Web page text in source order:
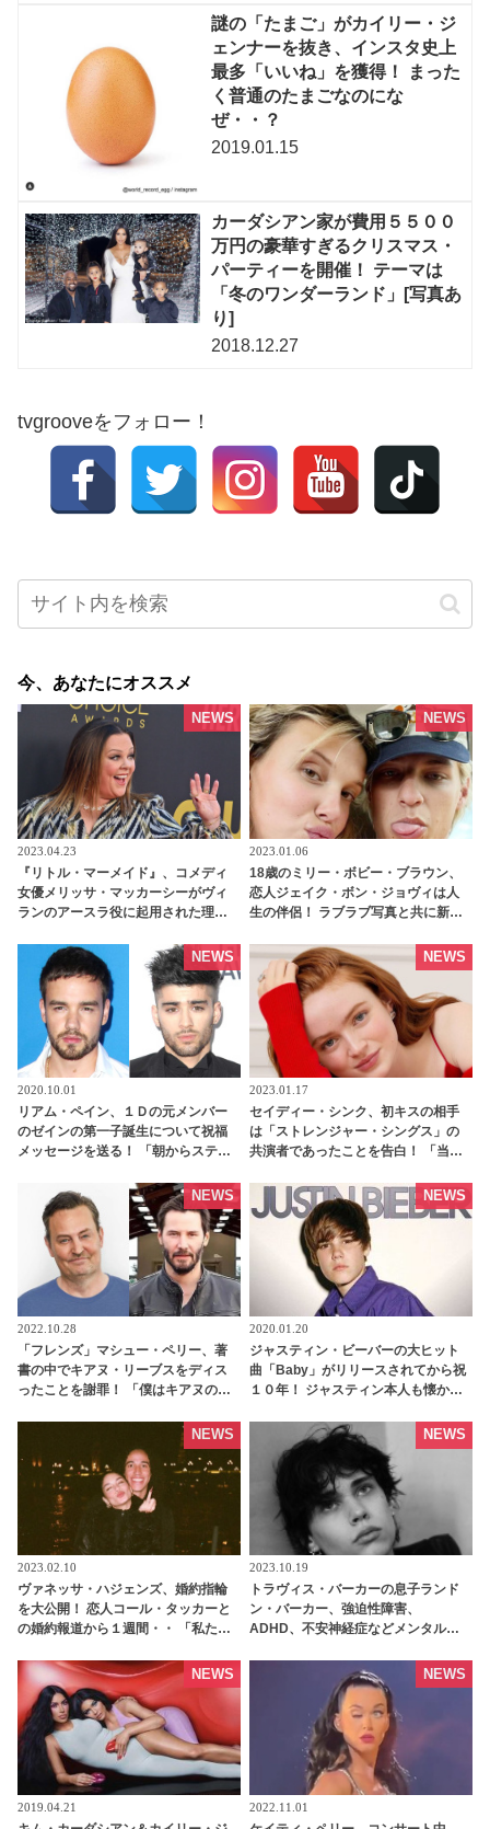
謎の「たまご」がカイリー・ジ
ェンナーを抜き、インスタ史上
最多「いいね」を獲得！ まった
く普通のたまごなのにな
ぜ・・？
2019.01.15
カーダシアン家が費用５５００
万円の豪華すぎるクリスマス・
パーティーを開催！ テーマは
「冬のワンダーランド」[写真あ
り]
2018.12.27
tvgrooveをフォロー！
今、あなたにオススメ
2023.04.23
『リトル・マーメイド』、コメディ
女優メリッサ・マッカーシーがヴィ
ランのアースラ役に起用された理由
ラクターではダメ」 - tvgroove
NEWS
2023.01.06
18歳のミリー・ボビー・ブラウン、
恋人ジェイク・ボン・ジョヴィは人
生の伴侶！ ラブラブ写真と共に新年
NEWS
2020.10.01
リアム・ペイン、１Ｄの元メンバー
のゼインの第一子誕生について祝福
メッセージを送る！ 「朝からステキ
tvgroove
NEWS
2023.01.17
セイディー・シンク、初キスの相手
は「ストレンジャー・シングス」の
共演者であったことを告白！ 「当時
話」 - tvgroove
NEWS
2022.10.28
「フレンズ」マシュー・ペリー、著
書の中でキアヌ・リーブスをディス
ったことを謝罪！ 「僕はキアヌの大
出した理由も説明 - tvgroove
NEWS
2020.01.20
ジャスティン・ビーバーの大ヒット
曲「Baby」がリリースされてから祝
１０年！ ジャスティン本人も懐かし
NEWS
2023.02.10
ヴァネッサ・ハジェンズ、婚約指輪
を大公開！ 恋人コール・タッカーと
の婚約報道から１週間・・ 「私たち
tvgroove
NEWS
2023.10.19
トラヴィス・バーカーの息子ランド
ン・バーカー、強迫性障害、
ADHD、不安神経症などメンタルヘ
ともとはアルコールの悪い習慣から
NEWS
2019.04.21
NEWS
2022.11.01
NEWS